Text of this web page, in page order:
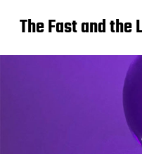
The Fast and the